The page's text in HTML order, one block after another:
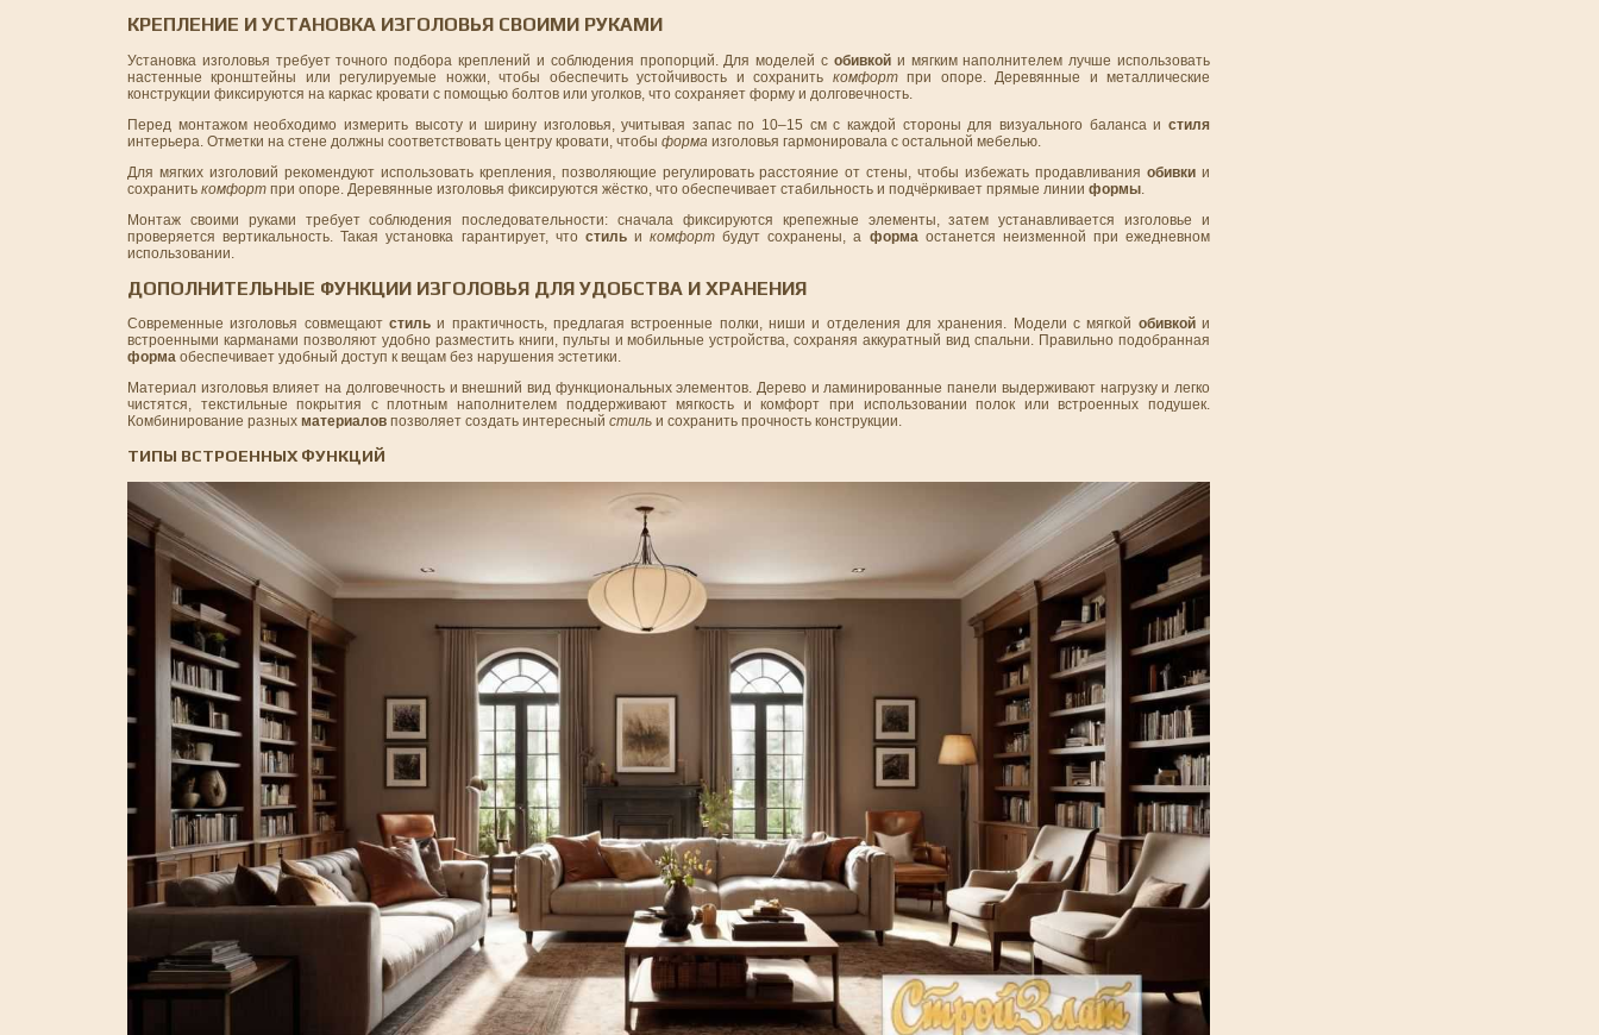
КРЕПЛЕНИЕ И УСТАНОВКА ИЗГОЛОВЬЯ СВОИМИ РУКАМИ
Установка изголовья требует точного подбора креплений и соблюдения пропорций. Для моделей с обивкойи мягким наполнителем лучше использовать
настенные кронштейны или регулируемые ножки, чтобы обеспечить устойчивость и сохранить комфортпри опоре. Деревянные и металлические
конструкции фиксируются на каркас кровати с помощью болтов или уголков, что сохраняет форму и долговечность.
Перед монтажом необходимо измерить высоту и ширину изголовья, учитывая запас по 10–15 см с каждой стороны для визуального баланса и стиля
интерьера. Отметки на стене должны соответствовать центру кровати, чтобы форма изголовья гармонировала с остальной мебелью.
Для мягких изголовий рекомендуют использовать крепления, позволяющие регулировать расстояние от стены, чтобы избежать продавливанияобивки и
сохранить комфорт при опоре. Деревянные изголовья фиксируются жёстко, что обеспечивает стабильность и подчёркивает прямые линии формы
Монтаж своими руками требует соблюдения последовательности: сначала фиксируются крепежные элементы, затем устанавливается изголовье и
проверяется вертикальность. Такая установка гарантирует, что стильи комфорт будут сохранены, а форма останется неизменной при ежедневном
использовании.
ДОПОЛНИТЕЛЬНЫЕ ФУНКЦИИ ИЗГОЛОВЬЯ ДЛЯ УДОБСТВА И ХРАНЕНИЯ
Современные изголовья совмещают стиль и практичность, предлагая встроенные полки, ниши и отделения для хранения. Модели с мягкой обивкойи
встроенными карманами позволяют удобно разместить книги, пульты и мобильные устройства, сохраняя аккуратный вид спальни. Правильно подобранная
форма обеспечивает удобный доступ к вещам без нарушения эстетики.
Материал изголовья влияет на долговечность и внешний вид функциональных элементов. Дерево и ламинированные панели выдерживают нагрузку и легко
чистятся, текстильные покрытия с плотным наполнителем поддерживают мягкость и комфорт при использовании полок или встроенных подушек.
Комбинирование разных материалов позволяет создать интересный стиль и сохранить прочность конструкции.
ТИПЫ ВСТРОЕННЫХ ФУНКЦИЙ